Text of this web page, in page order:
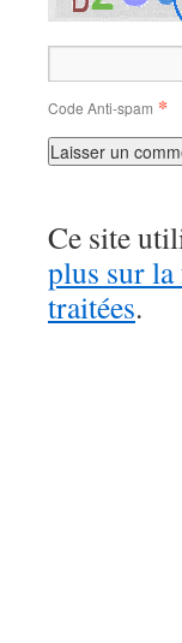
Code Anti-spam *
Ce site
plus sur la
traitées.